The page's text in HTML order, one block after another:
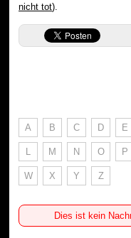
nicht tot).
A B C D E
L M N O P
W X Y Z
Dies ist kein